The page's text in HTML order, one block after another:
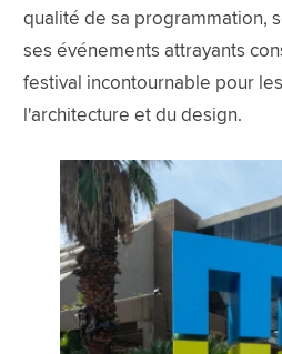
qualité de sa programmation,
ses événements attrayants
festival incontournable pour
l'architecture et du design.